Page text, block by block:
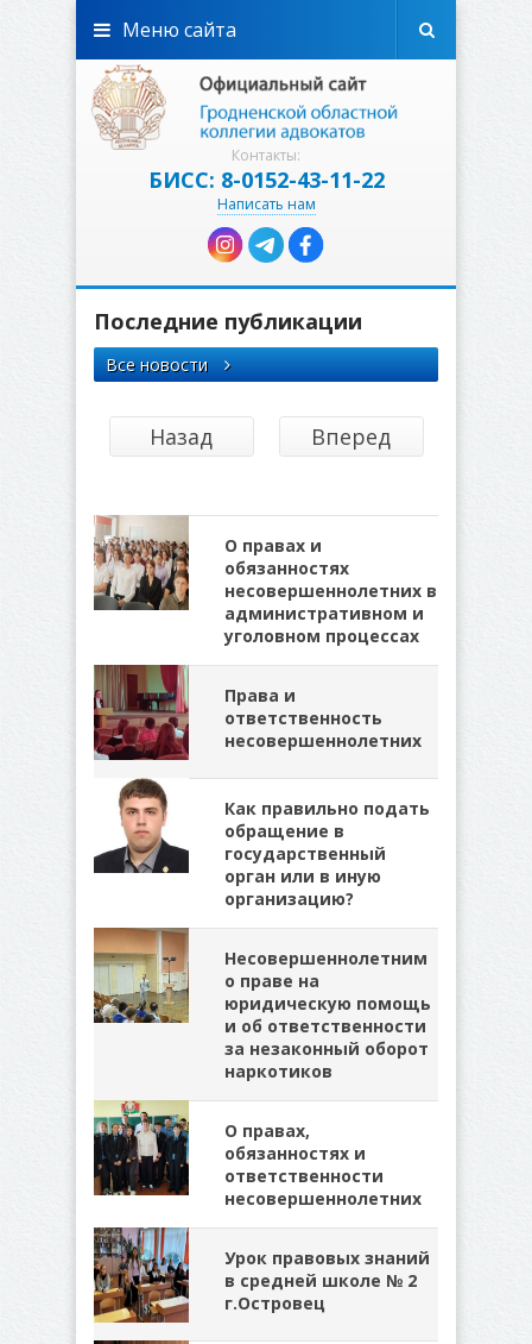
Контакты:
БИСС: 8-0152-43-11-22
Написать нам
Меню сайта
Последние публикации
Все новости
Назад Вперед
О правах и
обязанностях
несовершеннолетних в
административном и
уголовном процессах
Права и
ответственность
несовершеннолетних
Как правильно подать
обращение в
государственный
орган или в иную
организацию?
Несовершеннолетним
о праве на
юридическую помощь
и об ответственности
за незаконный оборот
наркотиков
О правах,
обязанностях и
ответственности
несовершеннолетних
Урок правовых знаний
в средней школе № 2
г.Островец